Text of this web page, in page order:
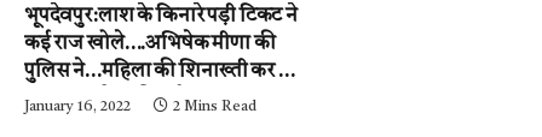
भूपदेवपुर:लाश के किनारे पड़ी टिकट ने
कई राज खोले….अभिषेक मीणा की
पुलिस ने…महिला की शिनाख्ती कर ली.
….अब आरोपी की गर्दन तक जल्द ही
January 16, 2022 2 Mins Read